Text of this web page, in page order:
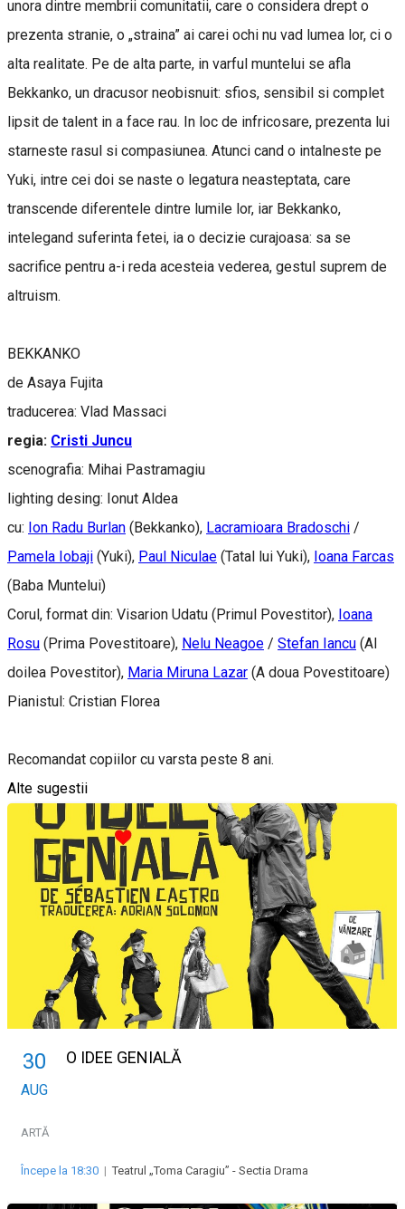
unora dintre membrii comunitatii, care o considera drept o
prezenta stranie, o „straina” ai carei ochi nu vad lumea lor, ci o
alta realitate. Pe de alta parte, in varful muntelui se afla
Bekkanko, un dracusor neobisnuit: sfios, sensibil si complet
lipsit de talent in a face rau. In loc de infricosare, prezenta lui
starneste rasul si compasiunea. Atunci cand o intalneste pe
Yuki, intre cei doi se naste o legatura neasteptata, care
transcende diferentele dintre lumile lor, iar Bekkanko,
intelegand suferinta fetei, ia o decizie curajoasa: sa se
sacrifice pentru a-i reda acesteia vederea, gestul suprem de
altruism.
BEKKANKO
de Asaya Fujita
traducerea: Vlad Massaci
regia: Cristi Juncu
scenografia: Mihai Pastramagiu
lighting desing: Ionut Aldea
cu: Ion Radu Burlan (Bekkanko), Lacramioara Bradoschi /
Pamela Iobaji (Yuki), Paul Niculae (Tatal lui Yuki), Ioana Farcas
(Baba Muntelui)
Corul, format din: Visarion Udatu (Primul Povestitor), Ioana
Rosu (Prima Povestitoare), Nelu Neagoe / Stefan Iancu (Al
doilea Povestitor), Maria Miruna Lazar (A doua Povestitoare)
Pianistul: Cristian Florea
Recomandat copiilor cu varsta peste 8 ani.
Alte sugestii
30
AUG
O IDEE GENIALĂ
ARTĂ
Începe la 18:30 |Teatrul „Toma Caragiu” - Sectia Drama